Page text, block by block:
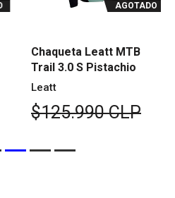
AGOTADO
Chaqueta Leatt MTB
Trail 3.0 S Pistachio
Leatt
$125.990 CLP